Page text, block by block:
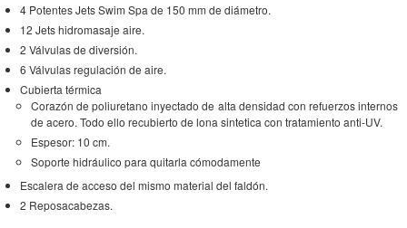
4 Potentes Jets Swim Spa de 150 mm de diámetro.
12 Jets hidromasaje aire.
2 Válvulas de diversión.
6 Válvulas regulación de aire.
Cubierta térmica
Corazón de poliuretano inyectado de alta densidad con refuerzos internos
de acero. Todo ello recubierto de lona sintetica con tratamiento anti-UV.
Espesor: 10 cm.
Soporte hidráulico para quitarla cómodamente
Escalera de acceso del mismo material del faldón.
2 Reposacabezas.